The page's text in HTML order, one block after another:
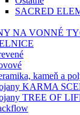
SACRED
NA VONNÉ
kameň a
KARMA
TREE OF